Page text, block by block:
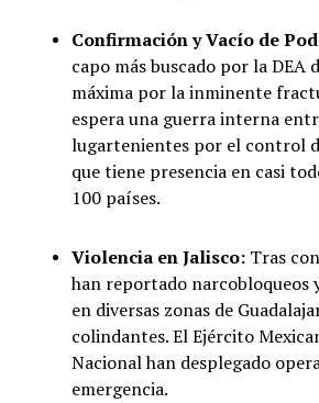
Confirmación y Vacío de
capo más buscado por la DEA
máxima por la inminente
espera una guerra interna
lugartenientes por el control
que tiene presencia en casi
100 países.
Violencia en Jalisco: Tras
han reportado narcobloqueos
en diversas zonas de
colindantes. El Ejército
Nacional han desplegado
emergencia.